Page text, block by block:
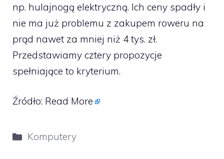
np. hulajnogą elektryczną. Ich ceny spadły i
nie ma już problemu z zakupem roweru na
prąd nawet za mniej niż 4 tys. zł.
Przedstawiamy cztery propozycje
spełniające to kryterium.
Źródło: Read More
Kategorie
Komputery